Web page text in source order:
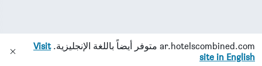
ar.hotelscombined.com متوفر أيضاً باللغة الإنجليزية.Visit
site in English